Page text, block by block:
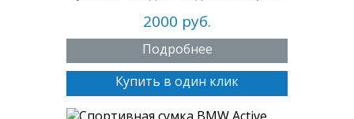
2000 руб.
Подробнее
Купить в один клик